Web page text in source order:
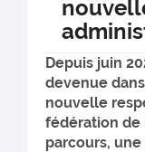
Depuis juin
devenue
nouvelle
fédération de
parcours,